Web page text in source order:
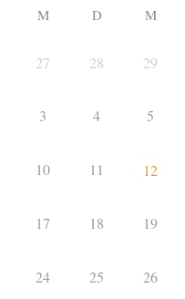
M D M
27 28 29
3 4 5
10 11 12
17 18 19
24 25 26